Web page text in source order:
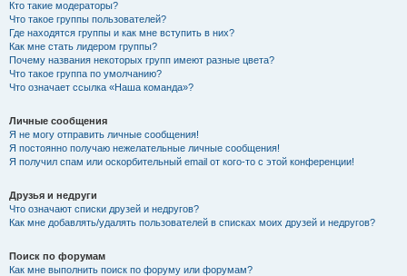
Кто такие модераторы?
Что такое группы пользователей?
Где находятся группы и как мне вступить в них?
Как мне стать лидером группы?
Почему названия некоторых групп имеют разные цвета?
Что такое группа по умолчанию?
Что означает ссылка «Наша команда»?
Личные сообщения
Я не могу отправить личные сообщения!
Я постоянно получаю нежелательные личные сообщения!
Я получил спам или оскорбительный email от кого-то с этой конференции!
Друзья и недруги
Что означают списки друзей и недругов?
Как мне добавлять/удалять пользователей в списках моих друзей и недругов?
Поиск по форумам
Как мне выполнить поиск по форуму или форумам?